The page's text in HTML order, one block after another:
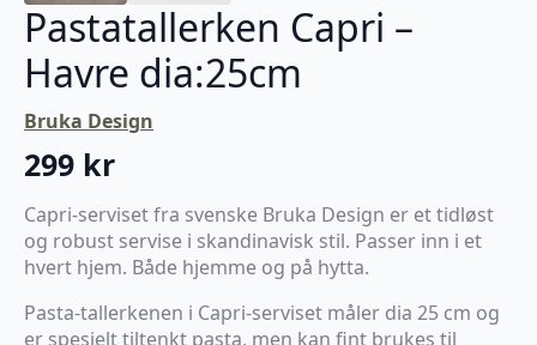
Pastatallerken Capri –
Havre dia:25cm
Bruka Design
299 kr
Capri-serviset fra svenske Bruka Design er et tidløst
og robust servise i skandinavisk stil. Passer inn i et
hvert hjem. Både hjemme og på hytta.
Pasta-tallerkenen i Capri-serviset måler dia 25 cm og
er spesielt tiltenkt pasta, men kan fint brukes til